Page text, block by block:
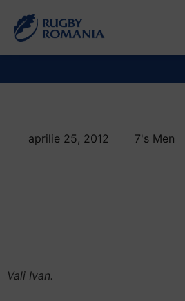
aprilie 25, 2012 7's Men
Vali Ivan.